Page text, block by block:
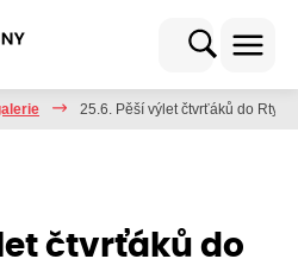
25.6. Pěší výlet čtvrťáků do Rtyně
čtvrťáků do